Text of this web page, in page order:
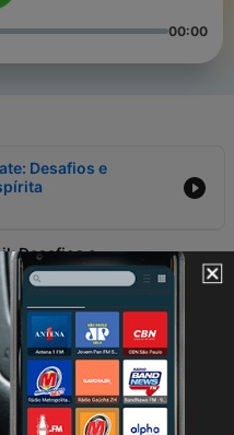
00:00
Desafios e
Desafios e
lidar com a perda de
lidar com a perda de